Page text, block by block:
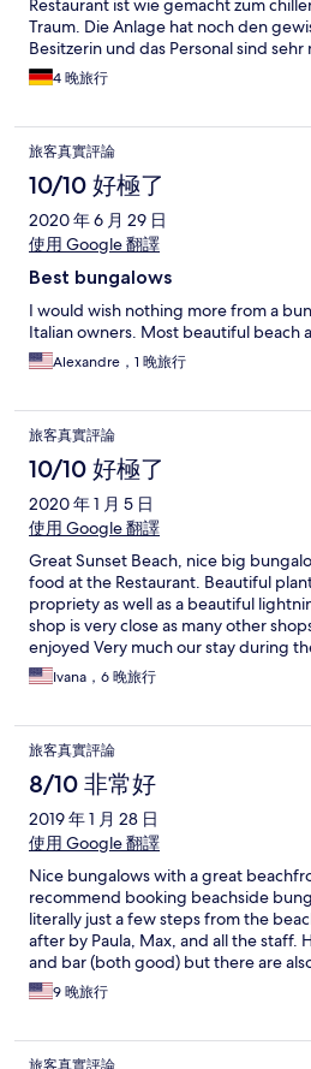
Restaurant ist wie gemacht zum
Traum. Die Anlage hat noch den
Besitzerin und das Personal sind sehr
4 晚旅行
旅客真實評論
10/10 好極了
2020 年 6 月 29 日
使用 Google 翻譯
Best bungalows
I would wish nothing more from a
Italian owners. Most beautiful beach
Alexandre，1 晚旅行
旅客真實評論
10/10 好極了
2020 年 1 月 5 日
使用 Google 翻譯
Great Sunset Beach, nice big
food at the Restaurant. Beautiful
propriety as well as a beautiful
shop is very close as many other
enjoyed Very much our stay during
Ivana，6 晚旅行
旅客真實評論
8/10 非常好
2019 年 1 月 28 日
使用 Google 翻譯
Nice bungalows with a great
recommend booking beachside
literally just a few steps from the
after by Paula, Max, and all the staff.
and bar (both good) but there are
walk away along a nice beach. DJ
nights.
9 晚旅行